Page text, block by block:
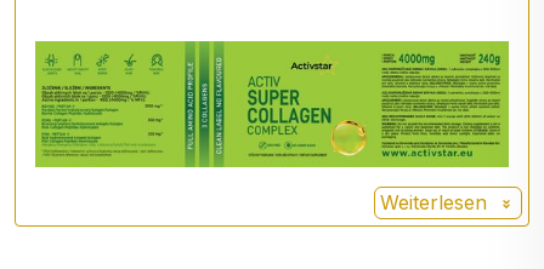
Kollagen hat aufgrund des
Hydrolyseprozesses kleinere Moleküle, was
seine Aufnahme in den Körper erleichtert.
Kollagen ist ein wichtiger Bestandteil von
Knorpel und Knochen. Die regelmäßige
Einnahme von hydrolisiertem Kollagen kann
dazu beitragen, deren Gesundheit undWeiterlesen